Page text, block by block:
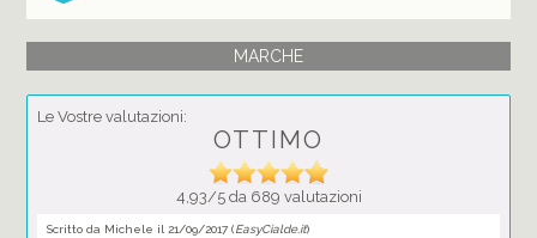
MARCHE
Le Vostre valutazioni:
OTTIMO
4,93/5 da 689 valutazioni
Scritto da Michele il 21/09/2017 (EasyCialde.it)